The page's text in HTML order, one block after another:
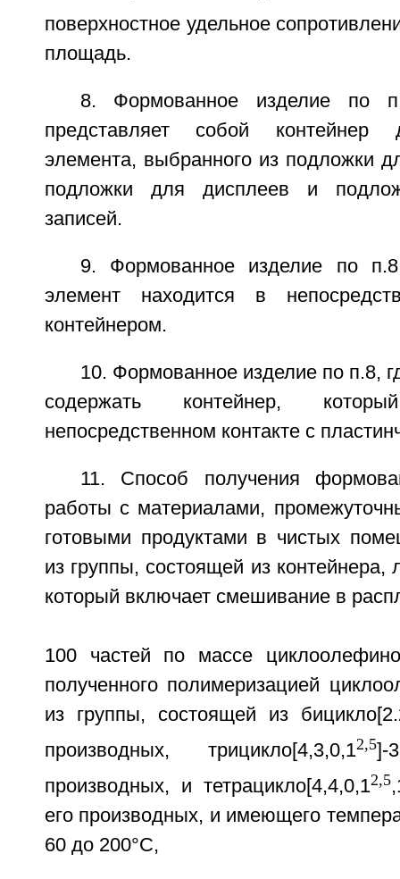
поверхностное удельное
площадь.
8. Формованное изделие по
представляет собой контейнер
элемента, выбранного из подложки
подложки для дисплеев и
записей.
9. Формованное изделие по
элемент находится в
контейнером.
10. Формованное изделие по п.8,
содержать контейнер,
непосредственном контакте с
11. Способ получения
работы с материалами,
готовыми продуктами в чистых
из группы, состоящей из контейнера,
который включает смешивание в
100 частей по массе
полученного полимеризацией
из группы, состоящей из
производных, трицикло[4,3,0,12,5]-
производных, и тетрацикло[4,4,0,12,5
его производных, и имеющего
60 до 200°С,